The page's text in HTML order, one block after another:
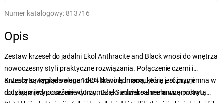
Numer katalogowy: 813716
Opis
Zestaw krzeseł do jadalni Ekol Anthracite and Black wnosi do wnętrza
nowoczesny styl i praktyczne rozwiązania. Połączenie czerni i
antracytu wygląda elegancko i łatwo komponuje się z różnymi
rodzajami wyposażenia domu. Dzięki uniwersalnemu wzornictwu
Krzesła są tapicerowane 100% tkaniną lnianą, która jest przyjemna w
dotyku, a jednocześnie wytrzymała. Siedzisko z melaminą pokrytą